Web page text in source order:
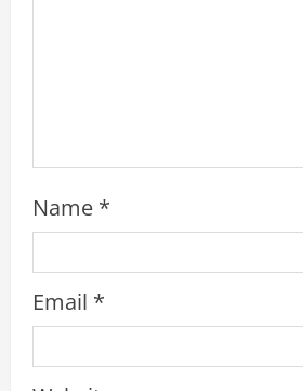
Name *
Email *